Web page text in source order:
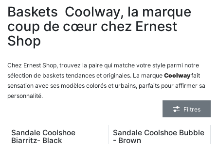
Baskets Coolway, la marque
coup de cœur chez Ernest
Shop
Chez Ernest Shop, trouvez la paire qui matche votre style parmi notre
sélection de baskets tendances et originales. La marque Coolwayfait
sensation avec ses modèles colorés et urbains, parfaits pour affirmer sa
personnalité.
Filtres
Sandale Coolshoe
Biarritz- Black
Sandale Coolshoe Bubble
- Brown